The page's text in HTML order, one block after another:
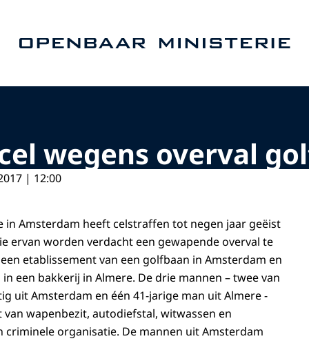
wegens overval
| 12:00
in Amsterdam heeft celstraffen tot negen jaar geëist
ervan worden verdacht een gewapende overval te
etablissement van een golfbaan in Amsterdam en
een bakkerij in Almere. De drie mannen – twee van
uit Amsterdam en één 41-jarige man uit Almere -
wapenbezit, autodiefstal, witwassen en
criminele organisatie. De mannen uit Amsterdam